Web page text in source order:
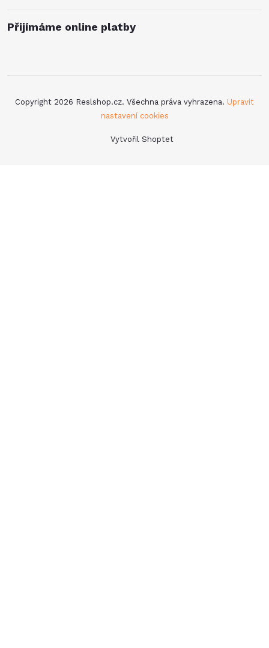
Přijímáme online platby
Vytvořil Shoptet
Copyright 2026 Reslshop.cz. Všechna práva vyhrazena. Upravit
nastavení cookies